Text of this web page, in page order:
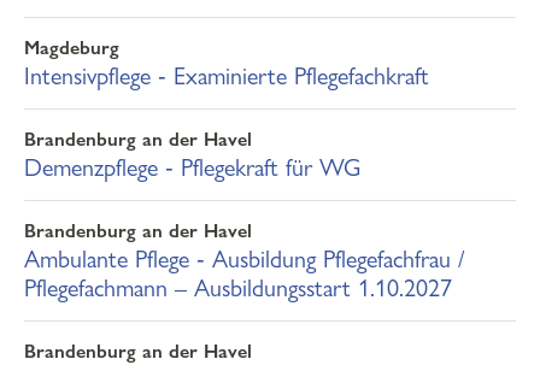
Intensivpflege
Kinderintensivpflege
Palliativpflege
Magdeburg
Intensivpflege ‐ Examinierte Pflegefachkraft
Brandenburg an der Havel
Demenzpflege ‐ Pflegekraft für WG
Brandenburg an der Havel
Ambulante Pflege ‐ Ausbildung Pflegefachfrau /
Pflegefachmann – Ausbildungsstart 1.10.2027
Brandenburg an der Havel